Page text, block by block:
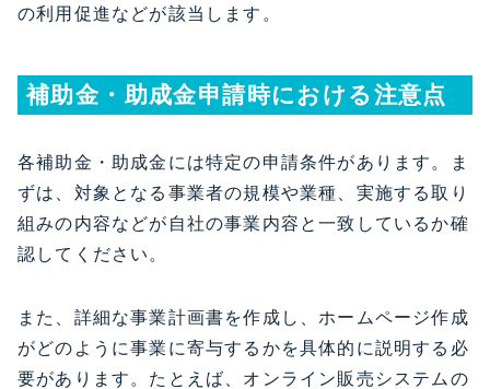
の利用促進などが該当します。
補助金・助成金申請時における注意点
各補助金・助成金には特定の申請条件があります。ま
ずは、対象となる事業者の規模や業種、実施する取り
組みの内容などが自社の事業内容と一致しているか確
認してください。
また、詳細な事業計画書を作成し、ホームページ作成
がどのように事業に寄与するかを具体的に説明する必
要があります。たとえば、オンライン販売システムの